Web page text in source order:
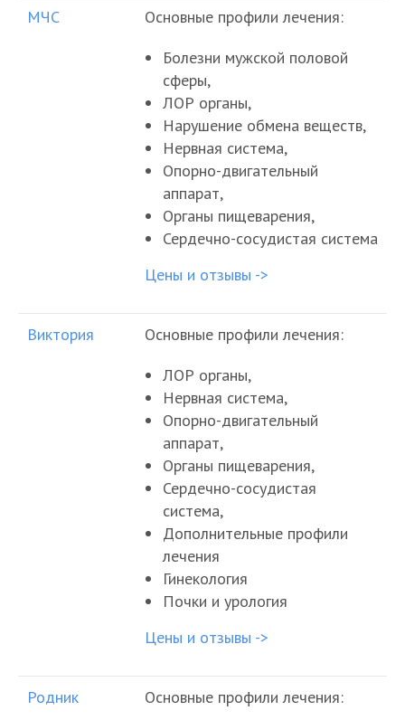
МЧС
Основные профили лечения:
Болезни мужской половой
сферы,
ЛОР органы,
Нарушение обмена веществ,
Нервная система,
Опорно-двигательный
аппарат,
Органы пищеварения,
Сердечно-сосудистая система
Цены и отзывы ->
Виктория
Основные профили лечения:
ЛОР органы,
Нервная система,
Опорно-двигательный
аппарат,
Органы пищеварения,
Сердечно-сосудистая
система,
Дополнительные профили
лечения
Гинекология
Почки и урология
Цены и отзывы ->
Родник
Основные профили лечения: